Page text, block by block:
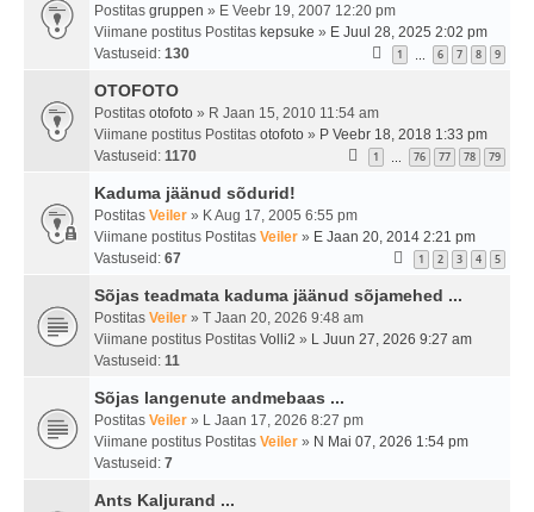
Postitas gruppen » E Veebr 19, 2007 12:20 pm
Viimane postitus Postitas kepsuke » E Juul 28, 2025 2:02 pm
Vastuseid: 130 1 6 7 8 9
OTOFOTO
Postitas otofoto » R Jaan 15, 2010 11:54 am
Viimane postitus Postitas otofoto » P Veebr 18, 2018 1:33 pm
Vastuseid: 1170 1 76 77 78 79
Kaduma jäänud sõdurid!
Postitas Veiler » K Aug 17, 2005 6:55 pm
Viimane postitus Postitas Veiler » E Jaan 20, 2014 2:21 pm
Vastuseid: 67 1 2 3 4 5
Sõjas teadmata kaduma jäänud sõjamehed ...
Postitas Veiler » T Jaan 20, 2026 9:48 am
Viimane postitus Postitas Volli2 » L Juun 27, 2026 9:27 am
Vastuseid: 11
Sõjas langenute andmebaas ...
Postitas Veiler » L Jaan 17, 2026 8:27 pm
Viimane postitus Postitas Veiler » N Mai 07, 2026 1:54 pm
Vastuseid: 7
Ants Kaljurand ...